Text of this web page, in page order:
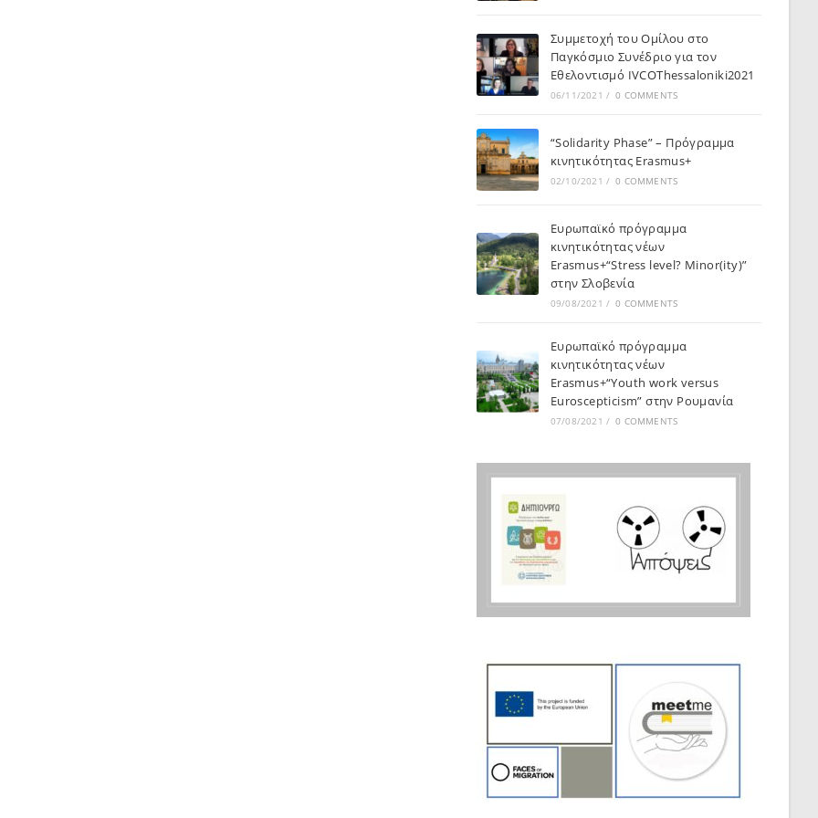
Συμμετοχή του Ομίλου στο
Παγκόσμιο Συνέδριο για τον
Εθελοντισμό IVCOThessaloniki2021
06/11/2021 / 0 COMMENTS
“Solidarity Phase” – Πρόγραμμα
κινητικότητας Erasmus+
02/10/2021 / 0 COMMENTS
Ευρωπαϊκό πρόγραμμα
κινητικότητας νέων
Erasmus+“Stress level? Minor(ity)”
στην Σλοβενία
09/08/2021 / 0 COMMENTS
Ευρωπαϊκό πρόγραμμα
κινητικότητας νέων
Erasmus+“Youth work versus
Euroscepticism” στην Ρουμανία
07/08/2021 / 0 COMMENTS